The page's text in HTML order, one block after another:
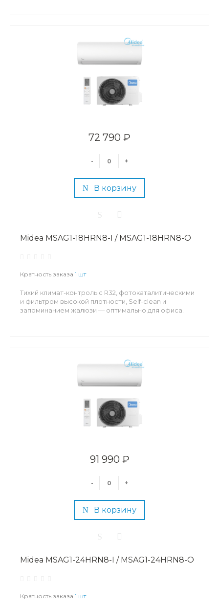
72 790 ₽
- +
В корзину
Midea MSAG1-18HRN8-I / MSAG1-18HRN8-O
Кратность заказа 1 шт
Тихий климат-контроль с R32, фотокаталитическими
и фильтром высокой плотности, Self-clean и
запоминанием жалюзи — оптимально для офиса.
91 990 ₽
- +
В корзину
Midea MSAG1-24HRN8-I / MSAG1-24HRN8-O
Кратность заказа 1 шт